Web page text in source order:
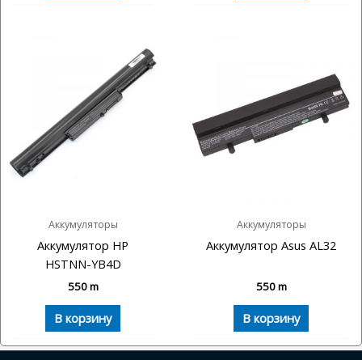
Аккумуляторы
Аккумулятор HP
HSTNN-YB4D
550m
В корзину
Аккумуляторы
Аккумулятор Asus AL32
550m
В корзину